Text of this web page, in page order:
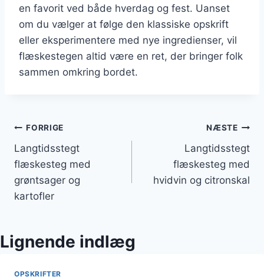
en favorit ved både hverdag og fest. Uanset
om du vælger at følge den klassiske opskrift
eller eksperimentere med nye ingredienser, vil
flæskestegen altid være en ret, der bringer folk
sammen omkring bordet.
Indlægsnavigation
FORRIGE
Langtidsstegt
flæskesteg med
grøntsager og
kartofler
NÆSTE
Langtidsstegt
flæskesteg med
hvidvin og citronskal
Lignende indlæg
OPSKRIFTER